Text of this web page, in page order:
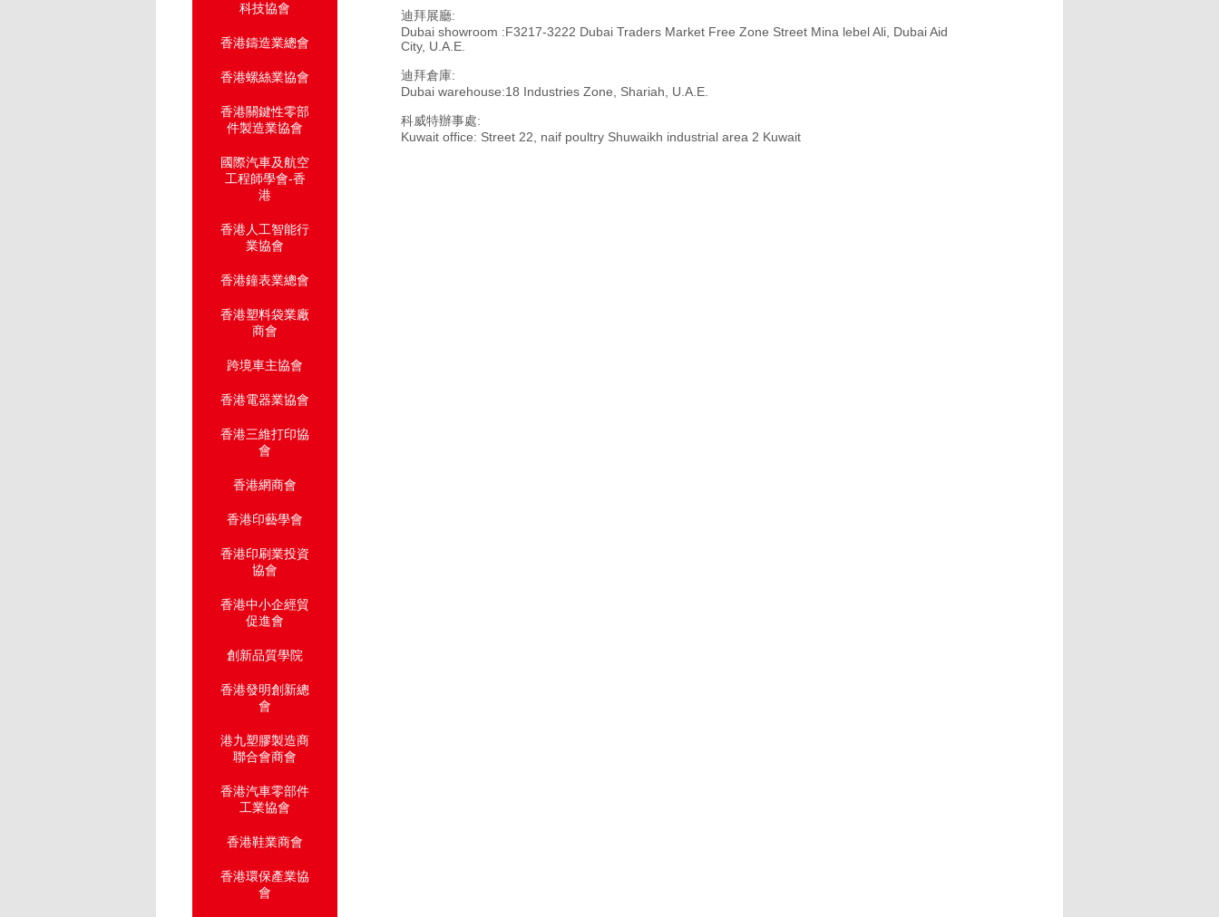
科技協會
香港鑄造業總會
香港螺絲業協會
香港關鍵性零部
件製造業協會
國際汽車及航空
工程師學會-香
港
香港人工智能行
業協會
香港鐘表業總會
香港塑料袋業廠
商會
跨境車主協會
香港電器業協會
香港三維打印協
會
香港網商會
香港印藝學會
香港印刷業投資
協會
香港中小企經貿
促進會
創新品質學院
香港發明創新總
會
港九塑膠製造商
聯合會商會
香港汽車零部件
工業協會
香港鞋業商會
香港環保產業協
會
迪拜展廳:
Dubai showroom :F3217-3222 Dubai Traders Market Free Zone Street Mina lebel Ali, Dubai Aid
City, U.A.E.
迪拜倉庫:
Dubai warehouse:18 Industries Zone, Shariah, U.A.E.
科威特辦事處:
Kuwait office: Street 22, naif poultry Shuwaikh industrial area 2 Kuwait